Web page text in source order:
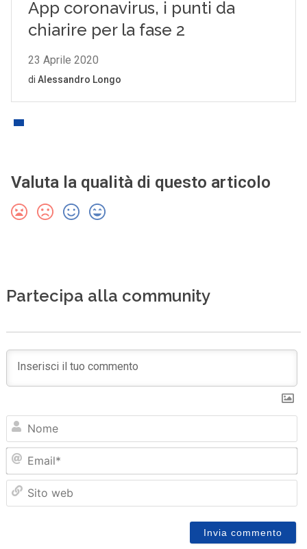
Valuta la qualità di questo articolo
Partecipa alla community